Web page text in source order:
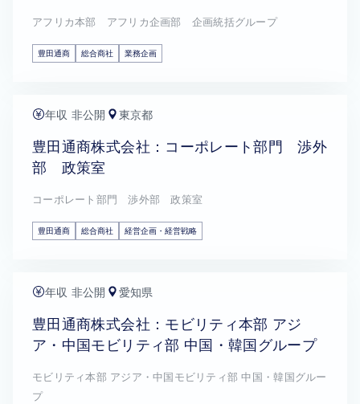
アフリカ本部 アフリカ企画部 企画統括グループ
豊田通商 総合商社 業務企画
年収 非公開 東京都
豊田通商株式会社：コーポレート部門 渉外
部 政策室
コーポレート部門 渉外部 政策室
豊田通商 総合商社 経営企画・経営戦略
年収 非公開 愛知県
豊田通商株式会社：モビリティ本部 アジ
ア・中国モビリティ部 中国・韓国グループ
モビリティ本部 アジア・中国モビリティ部 中国・韓国グルー
プ